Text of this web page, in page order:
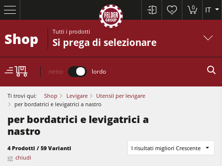
0
0 IT
Squadratrici e seghe circolari
Pialle a filo e spessore
Shop Tutti i prodotti
Si prega di selezionare
netto lordo
Ti trovi qui: Shop Levigare
Utensil per levigare
per bordatrici e levigatrici a nastro
per bordatrici e levigatrici a
nastro
4 Prodotti / 59 Varianti
I risultati migliori Crescente
chiudi